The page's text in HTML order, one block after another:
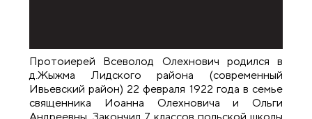
Протоиерей Всеволод Олехнович родился в
д.Жыжма Лидского района (современный
Ивьевский район) 22 февраля 1922 года в семье
священника Иоанна Олехновича и Ольги
Андреевны. Закончил 7 классов польской школы